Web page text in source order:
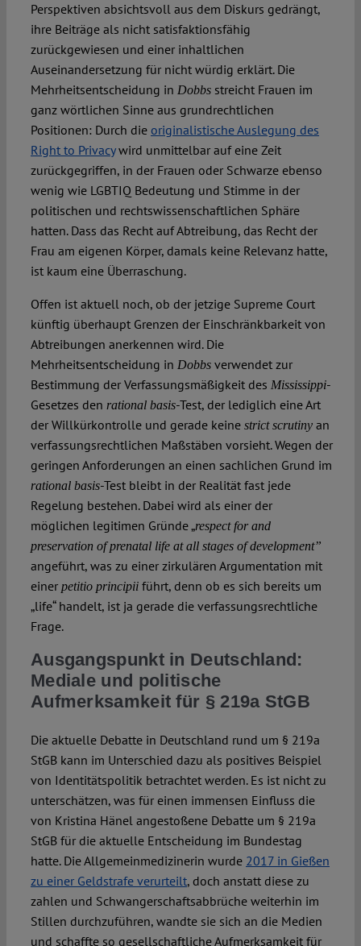
Perspektiven absichtsvoll aus dem Diskurs gedrängt,
ihre Beiträge als nicht satisfaktionsfähig
zurückgewiesen und einer inhaltlichen
Auseinandersetzung für nicht würdig erklärt. Die
Mehrheitsentscheidung in Dobbsstreicht Frauen im
ganz wörtlichen Sinne aus grundrechtlichen
Positionen: Durch die originalistische Auslegung des
Right to Privacywird unmittelbar auf eine Zeit
zurückgegriffen, in der Frauen oder Schwarze ebenso
wenig wie LGBTIQ Bedeutung und Stimme in der
politischen und rechtswissenschaftlichen Sphäre
hatten. Dass das Recht auf Abtreibung, das Recht der
Frau am eigenen Körper, damals keine Relevanz hatte,
ist kaum eine Überraschung.
Offen ist aktuell noch, ob der jetzige Supreme Court
künftig überhaupt Grenzen der Einschränkbarkeit von
Abtreibungen anerkennen wird. Die
Mehrheitsentscheidung in Dobbsverwendet zur
Bestimmung der Verfassungsmäßigkeit des Mississippi-
Gesetzes den rational basis-Test, der lediglich eine Art
der Willkürkontrolle und gerade keine strict scrutinyan
verfassungsrechtlichen Maßstäben vorsieht. Wegen der
geringen Anforderungen an einen sachlichen Grund im
rational basis-Test bleibt in der Realität fast jede
Regelung bestehen. Dabei wird als einer der
möglichen legitimen Gründe „respect for and
preservation of prenatal life at all stages of development”
angeführt, was zu einer zirkulären Argumentation mit
einer petitio principiiführt, denn ob es sich bereits um
„life“ handelt, ist ja gerade die verfassungsrechtliche
Frage.
Ausgangspunkt in Deutschland:
Mediale und politische
Aufmerksamkeit für § 219a StGB
Die aktuelle Debatte in Deutschland rund um § 219a
StGB kann im Unterschied dazu als positives Beispiel
von Identitätspolitik betrachtet werden. Es ist nicht zu
unterschätzen, was für einen immensen Einfluss die
von Kristina Hänel angestoßene Debatte um § 219a
StGB für die aktuelle Entscheidung im Bundestag
hatte. Die Allgemeinmedizinerin wurde 2017 in Gießen
zu einer Geldstrafe verurteilt, doch anstatt diese zu
zahlen und Schwangerschaftsabbrüche weiterhin im
Stillen durchzuführen, wandte sie sich an die Medien
und schaffte so gesellschaftliche Aufmerksamkeit für